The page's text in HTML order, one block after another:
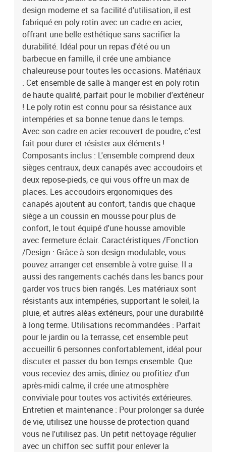
maximal: 110 kgCapacité: 5ModulaireCompartiments de
rangementCoussin de siègeAssemblage requis: OuiContenant de
la livraison:2 x siège central2 x canapé avec accoudoirs2 x
poufEAN: 8721288357670SKU: 3355496Brand: vidaXL
design moderne et sa facilité d'utilisation, il est
fabriqué en poly rotin avec un cadre en acier,
offrant une belle esthétique sans sacrifier la
durabilité. Idéal pour un repas d'été ou un
barbecue en famille, il crée une ambiance
chaleureuse pour toutes les occasions. Matériaux
: Cet ensemble de salle à manger est en poly rotin
de haute qualité, parfait pour le mobilier d'extérieur
! Le poly rotin est connu pour sa résistance aux
intempéries et sa bonne tenue dans le temps.
Avec son cadre en acier recouvert de poudre, c'est
fait pour durer et résister aux éléments !
Composants inclus : L'ensemble comprend deux
sièges centraux, deux canapés avec accoudoirs et
deux repose-pieds, ce qui vous offre un max de
places. Les accoudoirs ergonomiques des
canapés ajoutent au confort, tandis que chaque
siège a un coussin en mousse pour plus de
confort, le tout équipé d'une housse amovible
avec fermeture éclair. Caractéristiques /Fonction
/Design : Grâce à son design modulable, vous
pouvez arranger cet ensemble à votre guise. Il a
aussi des rangements cachés dans les bancs pour
garder vos trucs bien rangés. Les matériaux sont
résistants aux intempéries, supportant le soleil, la
pluie, et autres aléas extérieurs, pour une durabilité
à long terme. Utilisations recommandées : Parfait
pour le jardin ou la terrasse, cet ensemble peut
accueillir 6 personnes confortablement, idéal pour
discuter et passer du bon temps ensemble. Que
vous receviez des amis, dîniez ou profitiez d'un
après-midi calme, il crée une atmosphère
conviviale pour toutes vos activités extérieures.
Entretien et maintenance : Pour prolonger sa durée
de vie, utilisez une housse de protection quand
vous ne l'utilisez pas. Un petit nettoyage régulier
avec un chiffon sec suffit pour enlever la